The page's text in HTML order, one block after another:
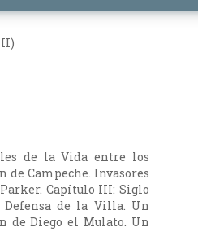
de la Vida entre los
de Campeche. Invasores
Capítulo III: Siglo
Defensa de la Villa. Un
de Diego el Mulato. Un